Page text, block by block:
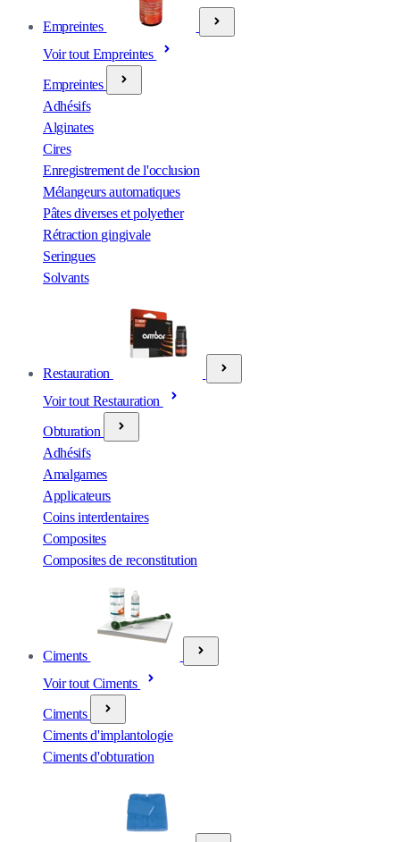
Empreintes
Voir tout Empreintes
Empreintes
Adhésifs
Alginates
Cires
Enregistrement de l'occlusion
Mélangeurs automatiques
Pâtes diverses et polyether
Rétraction gingivale
Seringues
Solvants
Restauration
Voir tout Restauration
Obturation
Adhésifs
Amalgames
Applicateurs
Coins interdentaires
Composites
Composites de reconstitution
Ciments
Voir tout Ciments
Ciments
Ciments d'implantologie
Ciments d'obturation